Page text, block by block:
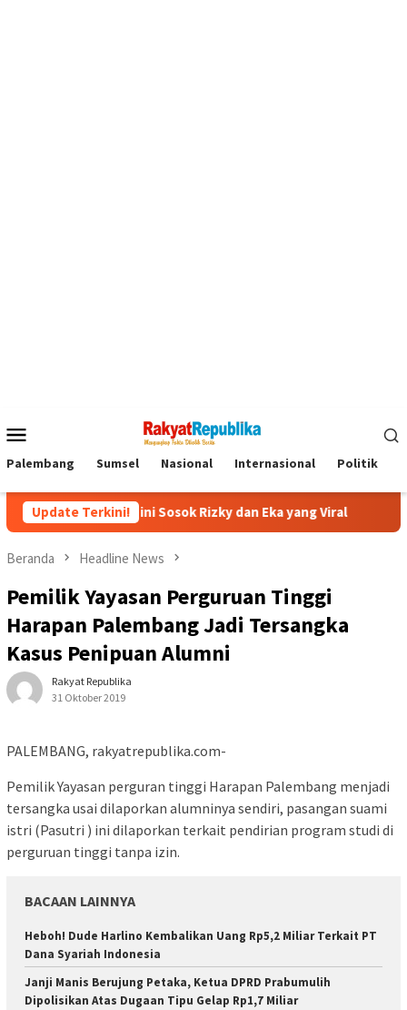
Mobile
Palembang Sumsel Nasional Internasional Politik
Update Terkini!
Sofa? ini Sosok Rizky dan Eka yang Viral Eks
Beranda Headline News
Pemilik Yayasan Perguruan Tinggi
Harapan Palembang Jadi Tersangka
Kasus Penipuan Alumni
Rakyat Republika
31 Oktober 2019
PALEMBANG, rakyatrepublika.com-
Pemilik Yayasan perguran tinggi Harapan Palembang menjadi
tersangka usai dilaporkan alumninya sendiri, pasangan suami
istri (Pasutri ) ini dilaporkan terkait pendirian program studi di
perguruan tinggi tanpa izin.
BACAAN LAINNYA
Heboh! Dude Harlino Kembalikan Uang Rp5,2 Miliar Terkait PT
Dana Syariah Indonesia
Janji Manis Berujung Petaka, Ketua DPRD Prabumulih
Dipolisikan Atas Dugaan Tipu Gelap Rp1,7 Miliar